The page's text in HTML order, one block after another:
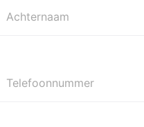
Achternaam
Telefoonnummer